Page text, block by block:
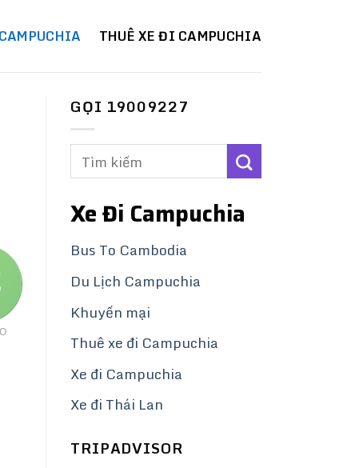
THUÊ XE ĐI CAMPUCHIA
GỌI 19009227
Xe Đi Campuchia
Bus To Cambodia
Du Lịch Campuchia
Khuyến mại
Thuê xe đi Campuchia
Xe đi Campuchia
Xe đi Thái Lan
TRIPADVISOR